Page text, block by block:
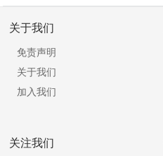
关于我们
免责声明
关于我们
加入我们
关注我们